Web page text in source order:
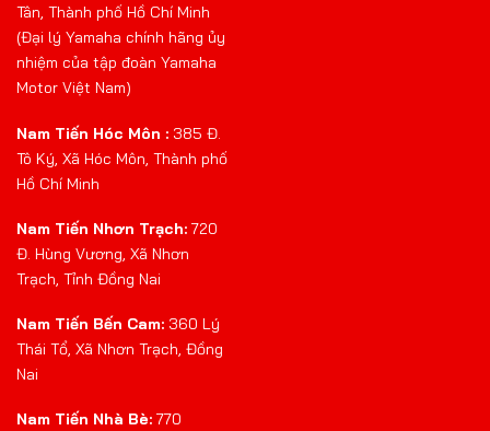
Tân, Thành phố Hồ Chí Minh
(Đại lý Yamaha chính hãng ủy
nhiệm của tập đoàn Yamaha
Motor Việt Nam)
Nam Tiến Hóc Môn : 385 Đ.
Tô Ký, Xã Hóc Môn, Thành phố
Hồ Chí Minh
Nam Tiến Nhơn Trạch: 720
Đ. Hùng Vương, Xã Nhơn
Trạch, Tỉnh Đồng Nai
Nam Tiến Bến Cam: 360 Lý
Thái Tổ, Xã Nhơn Trạch, Đồng
Nai
Nam Tiến Nhà Bè: 770